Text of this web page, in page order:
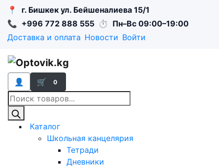
📍
г. Бишкек ул. Бейшеналиева 15/1
📞 +996 772 888 555 ⏱ Пн–Вс 09:00–19:00
Доставка и оплата Новости Войти
👤 🛒 0
Поиск
товаров
Каталог
Школьная канцелярия
Тетради
Дневники